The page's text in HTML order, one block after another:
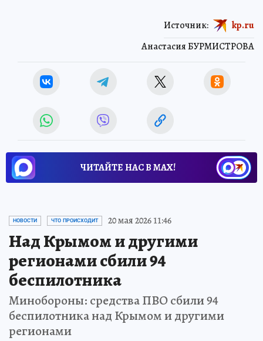
Анастасия БУРМИСТРОВА
Источник: kp.ru
ЧИТАЙТЕ НАС В МАХ!
НОВОСТИ ЧТО ПРОИСХОДИТ 20 мая 2026 11:46
Над Крымом и другими
регионами сбили 94
беспилотника
Минобороны: средства ПВО сбили 94
беспилотника над Крымом и другими
регионами